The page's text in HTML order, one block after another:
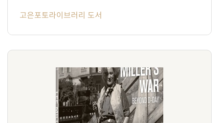
고은포토라이브러리 도서